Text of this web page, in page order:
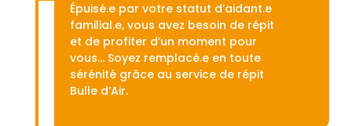
Épuisé.e par votre statut d’aidant.e
familial.e, vous avez besoin de répit
et de profiter d’un moment pour
vous… Soyez remplacé.e en toute
sérénité grâce au service de répit
Bulle d’Air.